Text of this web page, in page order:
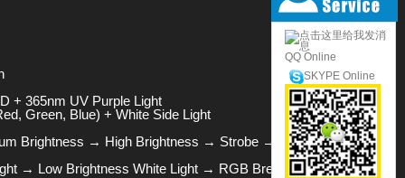
+ 365nm UV Purple Light
Green, Blue) + White Side Light
Brightness → High Brightness → Strobe → Long
→ Low Brightness White Light → RGB Breathing Light
QQ Online
SKYPE Online